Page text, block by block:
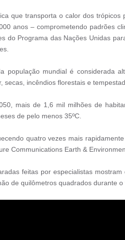
que transporta o calor dos
anos – comprometendo padrões
do Programa das Nações Unidas
população mundial é considerada
secas, incêndios florestais e
mais de 1,6 mil milhões de
de pelo menos 35ºC.
quatro vezes mais
Communications Earth &
feitas por especialistas
de quilômetros quadrados durante o